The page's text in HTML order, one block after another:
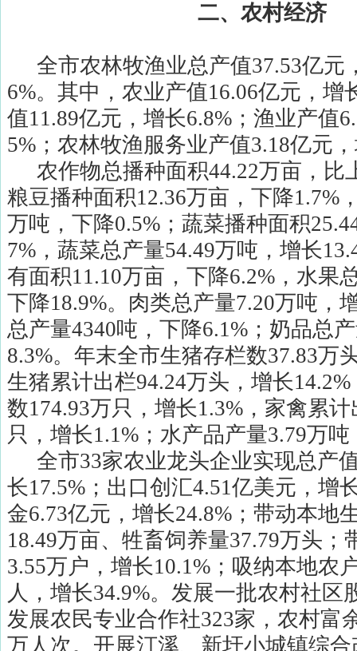
二、农村经济
全市农林牧渔业总产值37.53亿元
6%。其中，农业产值16.06亿元，增
值11.89亿元，增长6.8% ；渔业产值
5% ；农林牧渔服务业产值3.18亿元
农作物总播种面积44.22万亩，比
粮豆播种面积12.36万亩，下降1.7%
万吨，下降0.5% ；蔬菜播种面积
7% ，蔬菜总产量54.49万吨，增长
有面积11.10万亩，下降6.2% ，水果
下降18.9%。肉类总产量7.20万吨，
总产量4340吨，下降6.1% ；奶品总
8.3%。年末全市生猪存栏数37.83万
生猪累计出栏94.24万头，增长14.2%
数174.93万只，增长1.3% ，家禽累
只，增长1.1% ；水产品产量3.79万吨
全市33家农业龙头企业实现总产
长17.5% ；出口创汇4.51亿美元，增
金6.73亿元，增长24.8% ；带动本地
18.49万亩、牲畜饲养量37.79万头；
3.55万户，增长10.1% ；吸纳本地农
人，增长34.9%。发展一批农村社区
发展农民专业合作社323家，农村富
万人次。开展汀溪、新圩小城镇综